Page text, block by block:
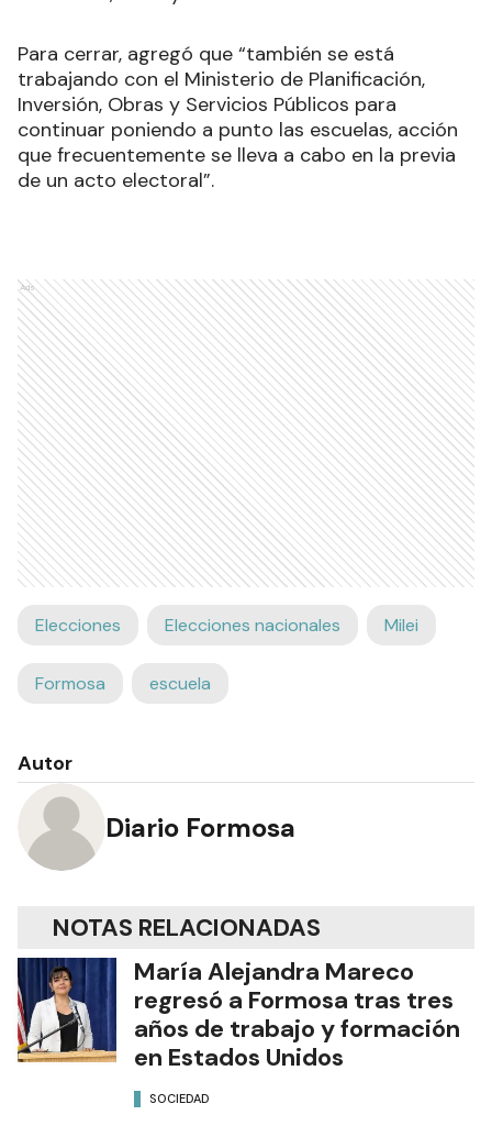
Para cerrar, agregó que “también se está
trabajando con el Ministerio de Planificación,
Inversión, Obras y Servicios Públicos para
continuar poniendo a punto las escuelas, acción
que frecuentemente se lleva a cabo en la previa
de un acto electoral”.
Ads
Elecciones Elecciones nacionales Milei
Formosa escuela
Autor
Diario Formosa
NOTAS RELACIONADAS
María Alejandra Mareco
regresó a Formosa tras tres
años de trabajo y formación
en Estados Unidos
SOCIEDAD